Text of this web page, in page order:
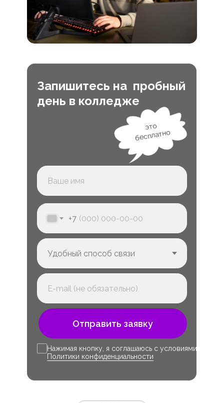
Запишитесь на пробный
день в колледже
+7
Отправить заявку
это
бесплатно
Нажимая кнопку, я соглашаюсь с условиями
Политики конфиденциальности